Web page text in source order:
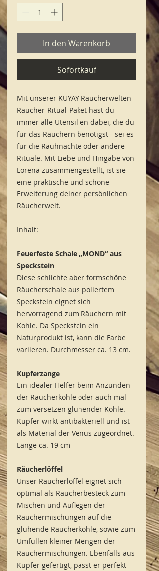
In den Warenkorb
Sofortkauf
Mit unserer KUYAY Räucherwelten
Räucher-Ritual-Paket hast du
immer alle Utensilien dabei, die du
für das Räuchern benötigst - sei es
für die Rauhnächte oder andere
Rituale. Mit Liebe und Hingabe von
Lorena zusammengestellt, ist sie
eine praktische und schöne
Erweiterung deiner persönlichen
Räucherwelt.
Inhalt:
Feuerfeste Schale „MOND“ aus
Speckstein
Diese schlichte aber formschöne
Räucherschale aus poliertem
Speckstein eignet sich
hervorragend zum Räuchern mit
Kohle. Da Speckstein ein
Naturprodukt ist, kann die Farbe
variieren. Durchmesser ca. 13 cm.
Kupferzange
Ein idealer Helfer beim Anzünden
der Räucherkohle oder auch mal
zum versetzen glühender Kohle.
Kupfer wirkt antibakteriell und ist
als Material der Venus zugeordnet.
Länge ca. 19 cm
Räucherlöffel
Unser Räucherlöffel eignet sich
optimal als Räucherbesteck zum
Mischen und Auflegen der
Räuchermischungen auf die
glühende Räucherkohle, sowie zum
Umfüllen kleiner Mengen der
Räuchermischungen. Ebenfalls aus
Kupfer gefertigt, passt er perfekt